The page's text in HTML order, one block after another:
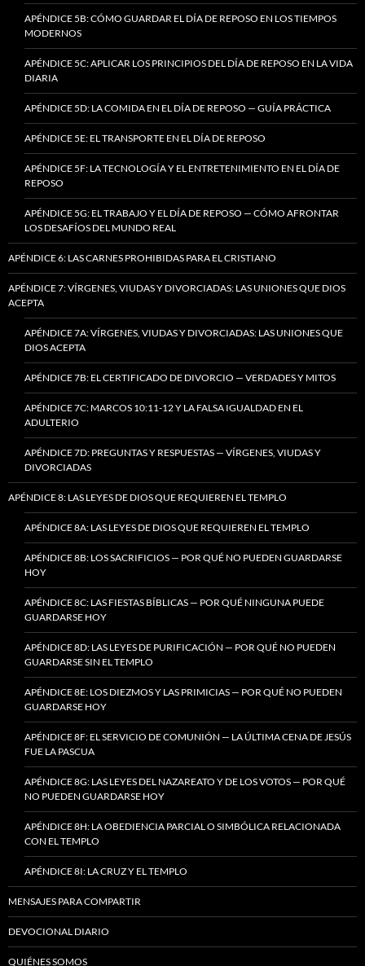
APÉNDICE 5B: CÓMO GUARDAR EL DÍA DE REPOSO EN LOS TIEMPOS
MODERNOS
APÉNDICE 5C: APLICAR LOS PRINCIPIOS DEL DÍA DE REPOSO EN LA VIDA
DIARIA
APÉNDICE 5D: LA COMIDA EN EL DÍA DE REPOSO — GUÍA PRÁCTICA
APÉNDICE 5E: EL TRANSPORTE EN EL DÍA DE REPOSO
APÉNDICE 5F: LA TECNOLOGÍA Y EL ENTRETENIMIENTO EN EL DÍA DE
REPOSO
APÉNDICE 5G: EL TRABAJO Y EL DÍA DE REPOSO — CÓMO AFRONTAR
LOS DESAFÍOS DEL MUNDO REAL
APÉNDICE 6: LAS CARNES PROHIBIDAS PARA EL CRISTIANO
APÉNDICE 7: VÍRGENES, VIUDAS Y DIVORCIADAS: LAS UNIONES QUE DIOS
ACEPTA
APÉNDICE 7A: VÍRGENES, VIUDAS Y DIVORCIADAS: LAS UNIONES QUE
DIOS ACEPTA
APÉNDICE 7B: EL CERTIFICADO DE DIVORCIO — VERDADES Y MITOS
APÉNDICE 7C: MARCOS 10:11-12 Y LA FALSA IGUALDAD EN EL
ADULTERIO
APÉNDICE 7D: PREGUNTAS Y RESPUESTAS — VÍRGENES, VIUDAS Y
DIVORCIADAS
APÉNDICE 8: LAS LEYES DE DIOS QUE REQUIEREN EL TEMPLO
APÉNDICE 8A: LAS LEYES DE DIOS QUE REQUIEREN EL TEMPLO
APÉNDICE 8B: LOS SACRIFICIOS — POR QUÉ NO PUEDEN GUARDARSE
HOY
APÉNDICE 8C: LAS FIESTAS BÍBLICAS — POR QUÉ NINGUNA PUEDE
GUARDARSE HOY
APÉNDICE 8D: LAS LEYES DE PURIFICACIÓN — POR QUÉ NO PUEDEN
GUARDARSE SIN EL TEMPLO
APÉNDICE 8E: LOS DIEZMOS Y LAS PRIMICIAS — POR QUÉ NO PUEDEN
GUARDARSE HOY
APÉNDICE 8F: EL SERVICIO DE COMUNIÓN — LA ÚLTIMA CENA DE JESÚS
FUE LA PASCUA
APÉNDICE 8G: LAS LEYES DEL NAZAREATO Y DE LOS VOTOS — POR QUÉ
NO PUEDEN GUARDARSE HOY
APÉNDICE 8H: LA OBEDIENCIA PARCIAL O SIMBÓLICA RELACIONADA
CON EL TEMPLO
APÉNDICE 8I: LA CRUZ Y EL TEMPLO
MENSAJES PARA COMPARTIR
DEVOCIONAL DIARIO
QUIÉNES SOMOS